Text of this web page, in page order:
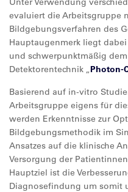
evaluiert die Arbeitsgruppe
Bildgebungsverfahren des
Hauptaugenmerk liegt
und schwerpunktmäßig
Detektorentechnik „Photon-
Basierend auf in-vitro
Arbeitsgruppe eigens für
werden Erkenntnisse zur
Bildgebungsmethodik im
Ansatzes auf die klinische
Versorgung der
Hauptziel ist die
Diagnosefindung um somit